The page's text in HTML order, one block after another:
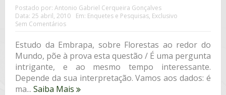
Postado por: Antonio Gabriel Cerqueira Gonçalves
Data: 25 abril, 2010 Em: Enquetes e Pesquisas, Exclusivo
Sem Comentários
Estudo da Embrapa, sobre Florestas ao redor do
Mundo, põe à prova esta questão / É uma pergunta
intrigante, e ao mesmo tempo interessante.
Depende da sua interpretação. Vamos aos dados: é
ma... Saiba Mais